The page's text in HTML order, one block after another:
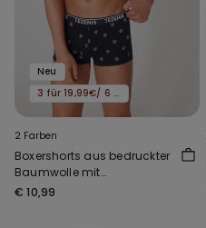
Neu
3 für 19,99€/ 6 für 29,99€
2 Farben
Boxershorts aus bedruckter
Baumwolle mit
kontrastfarbenen Kanten
€ 10,99